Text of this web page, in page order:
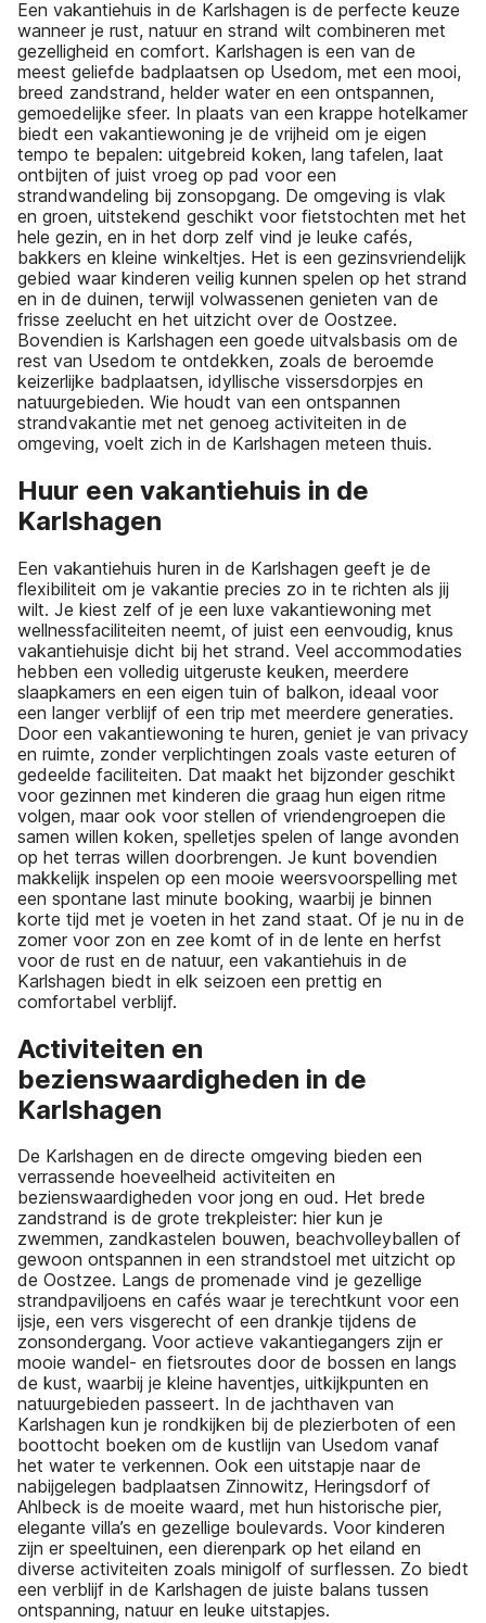
Een vakantiehuis in de Karlshagen is de perfecte keuze
wanneer je rust, natuur en strand wilt combineren met
gezelligheid en comfort. Karlshagen is een van de
meest geliefde badplaatsen op Usedom, met een mooi,
breed zandstrand, helder water en een ontspannen,
gemoedelijke sfeer. In plaats van een krappe hotelkamer
biedt een vakantiewoning je de vrijheid om je eigen
tempo te bepalen: uitgebreid koken, lang tafelen, laat
ontbijten of juist vroeg op pad voor een
strandwandeling bij zonsopgang. De omgeving is vlak
en groen, uitstekend geschikt voor fietstochten met het
hele gezin, en in het dorp zelf vind je leuke cafés,
bakkers en kleine winkeltjes. Het is een gezinsvriendelijk
gebied waar kinderen veilig kunnen spelen op het strand
en in de duinen, terwijl volwassenen genieten van de
frisse zeelucht en het uitzicht over de Oostzee.
Bovendien is Karlshagen een goede uitvalsbasis om de
rest van Usedom te ontdekken, zoals de beroemde
keizerlijke badplaatsen, idyllische vissersdorpjes en
natuurgebieden. Wie houdt van een ontspannen
strandvakantie met net genoeg activiteiten in de
omgeving, voelt zich in de Karlshagen meteen thuis.
Huur een vakantiehuis in de
Karlshagen
Een vakantiehuis huren in de Karlshagen geeft je de
flexibiliteit om je vakantie precies zo in te richten als jij
wilt. Je kiest zelf of je een luxe vakantiewoning met
wellnessfaciliteiten neemt, of juist een eenvoudig, knus
vakantiehuisje dicht bij het strand. Veel accommodaties
hebben een volledig uitgeruste keuken, meerdere
slaapkamers en een eigen tuin of balkon, ideaal voor
een langer verblijf of een trip met meerdere generaties.
Door een vakantiewoning te huren, geniet je van privacy
en ruimte, zonder verplichtingen zoals vaste eeturen of
gedeelde faciliteiten. Dat maakt het bijzonder geschikt
voor gezinnen met kinderen die graag hun eigen ritme
volgen, maar ook voor stellen of vriendengroepen die
samen willen koken, spelletjes spelen of lange avonden
op het terras willen doorbrengen. Je kunt bovendien
makkelijk inspelen op een mooie weersvoorspelling met
een spontane last minute booking, waarbij je binnen
korte tijd met je voeten in het zand staat. Of je nu in de
zomer voor zon en zee komt of in de lente en herfst
voor de rust en de natuur, een vakantiehuis in de
Karlshagen biedt in elk seizoen een prettig en
comfortabel verblijf.
Activiteiten en
bezienswaardigheden in de
Karlshagen
De Karlshagen en de directe omgeving bieden een
verrassende hoeveelheid activiteiten en
bezienswaardigheden voor jong en oud. Het brede
zandstrand is de grote trekpleister: hier kun je
zwemmen, zandkastelen bouwen, beachvolleyballen of
gewoon ontspannen in een strandstoel met uitzicht op
de Oostzee. Langs de promenade vind je gezellige
strandpaviljoens en cafés waar je terechtkunt voor een
ijsje, een vers visgerecht of een drankje tijdens de
zonsondergang. Voor actieve vakantiegangers zijn er
mooie wandel- en fietsroutes door de bossen en langs
de kust, waarbij je kleine haventjes, uitkijkpunten en
natuurgebieden passeert. In de jachthaven van
Karlshagen kun je rondkijken bij de plezierboten of een
boottocht boeken om de kustlijn van Usedom vanaf
het water te verkennen. Ook een uitstapje naar de
nabijgelegen badplaatsen Zinnowitz, Heringsdorf of
Ahlbeck is de moeite waard, met hun historische pier,
elegante villa’s en gezellige boulevards. Voor kinderen
zijn er speeltuinen, een dierenpark op het eiland en
diverse activiteiten zoals minigolf of surflessen. Zo biedt
een verblijf in de Karlshagen de juiste balans tussen
ontspanning, natuur en leuke uitstapjes.